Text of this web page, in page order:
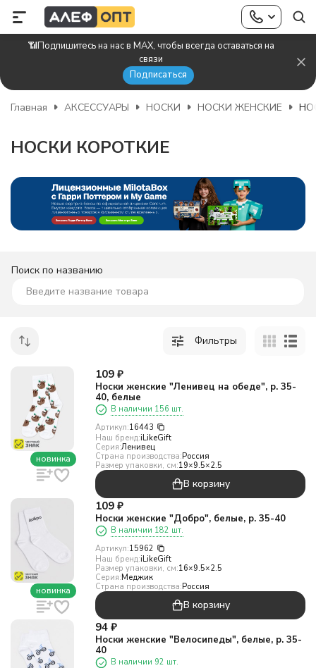
📶Подпишитесь на нас в MAX, чтобы всегда оставаться на
связи
Подписаться
Главная АКСЕССУАРЫ НОСКИ НОСКИ ЖЕНСКИЕ
НОСКИ КОРОТКИЕ
Поиск по названию
Фильтры
новинка
109 ₽
Носки женские "Ленивец на обеде", р. 35-
40, белые
В наличии 156 шт.
Артикул:16443
Наш бренд:iLikeGift
Серия:Ленивец
Страна производства:Россия
Размер упаковки, см:19×9.5×2.5
В корзину
новинка
109 ₽
Носки женские "Добро", белые, р. 35-40
В наличии 182 шт.
Артикул:15962
Наш бренд:iLikeGift
Размер упаковки, см:16×9.5×2.5
Серия:Меджик
Страна производства:Россия
В корзину
94 ₽
Носки женские "Велосипеды", белые, р. 35-
40
В наличии 92 шт.